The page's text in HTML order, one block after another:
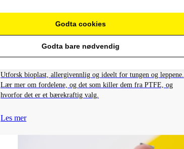
BIOPLAST I PIERCINGER: FORDELER,
BRUKSOMRÅDE OG SAMMENLIGNING MED
Utforsk bioplast, allergivennlig og ideelt for tungen og leppene.
Lær mer om fordelene, og det som killer dem fra PTFE, og
hvorfor det er et bærekraftig valg.
Les mer
Godta cookies
Godta bare nødvendig